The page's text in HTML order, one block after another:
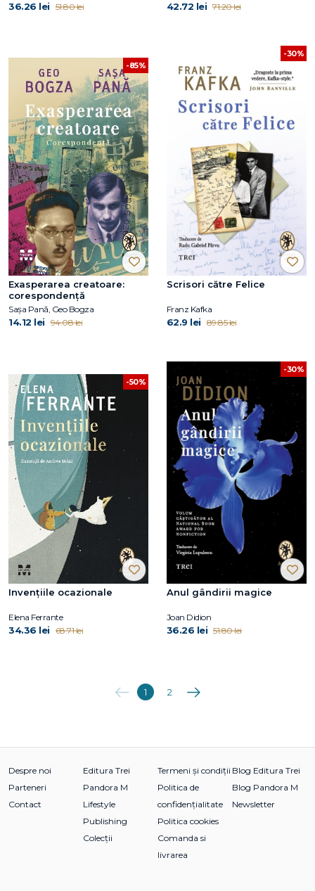
36.26 lei 51.80 lei 42.72 lei 71.20 lei
-85%
Exasperarea creatoare:
corespondență
Sașa Pană, Geo Bogza
14.12 lei 94.08 lei
-30%
Scrisori către Felice
Franz Kafka
62.9 lei 89.85 lei
-50%
Invențiile ocazionale
Elena Ferrante
34.36 lei 68.71 lei
-30%
Anul gândirii magice
Joan Didion
36.26 lei 51.80 lei
Anterioara
1 2 Următoarea
Despre noi
Parteneri
Contact
Editura Trei
Pandora M
Lifestyle
Publishing
Colecții
Termeni și condiții
Politica de
confidențialitate
Politica cookies
Comanda si
livrarea
Blog Editura Trei
Blog Pandora M
Newsletter